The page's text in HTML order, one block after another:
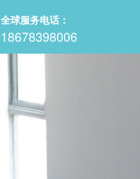
全球服务电话：
18678398006